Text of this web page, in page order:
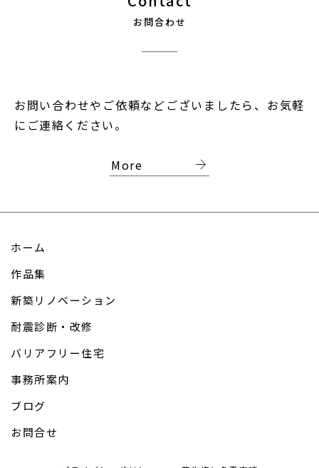
お問合わせ
お問い合わせやご依頼などございましたら、お気軽
にご連絡ください。
More arrow_forward
ホーム
作品集
新築リノベーション
耐震診断・改修
バリアフリー住宅
事務所案内
ブログ
お問合せ